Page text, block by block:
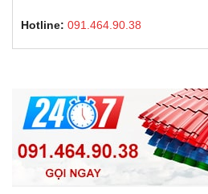
Hotline: 091.464.90.38